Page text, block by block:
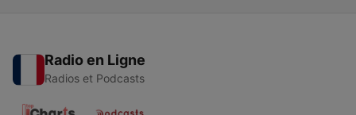
Radio en Ligne
Radios et Podcasts